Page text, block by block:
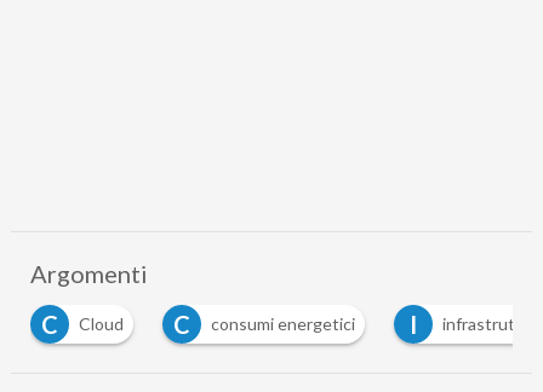
Argomenti
C
Cloud C consumi energetici I